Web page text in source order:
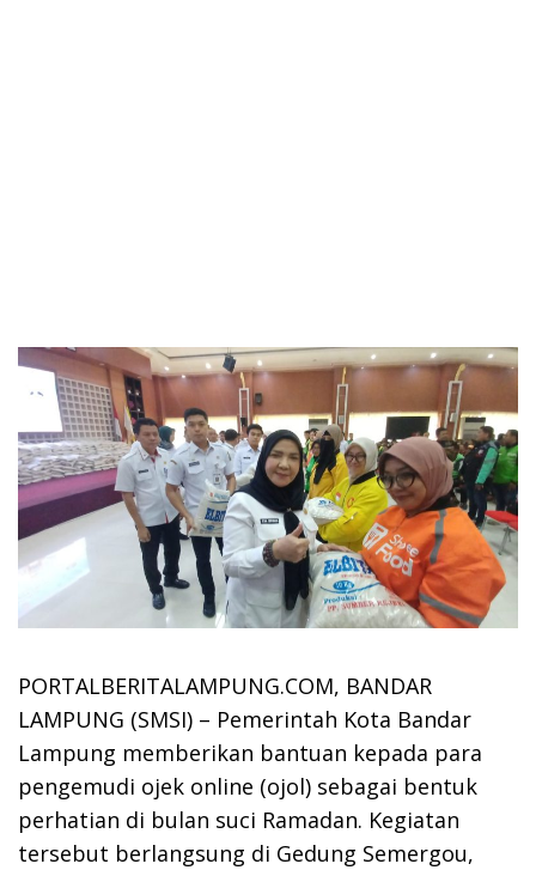
PORTALBERITALAMPUNG.COM, BANDAR
LAMPUNG (SMSI) – Pemerintah Kota Bandar
Lampung memberikan bantuan kepada para
pengemudi ojek online (ojol) sebagai bentuk
perhatian di bulan suci Ramadan. Kegiatan
tersebut berlangsung di Gedung Semergou,